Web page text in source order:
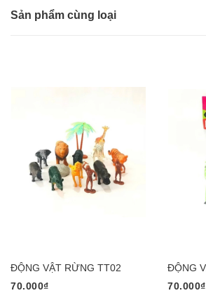
Sản phẩm cùng loại
ĐỘNG VẬT RỪNG TT02
70.000₫
70.000₫